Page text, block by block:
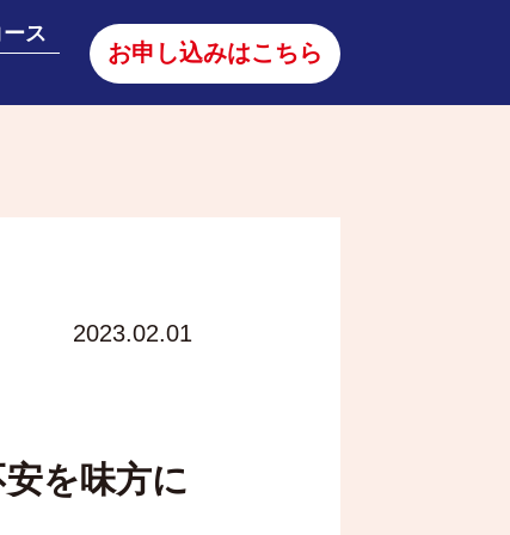
ス
お申し込みはこちら
2023.02.01
を味方に